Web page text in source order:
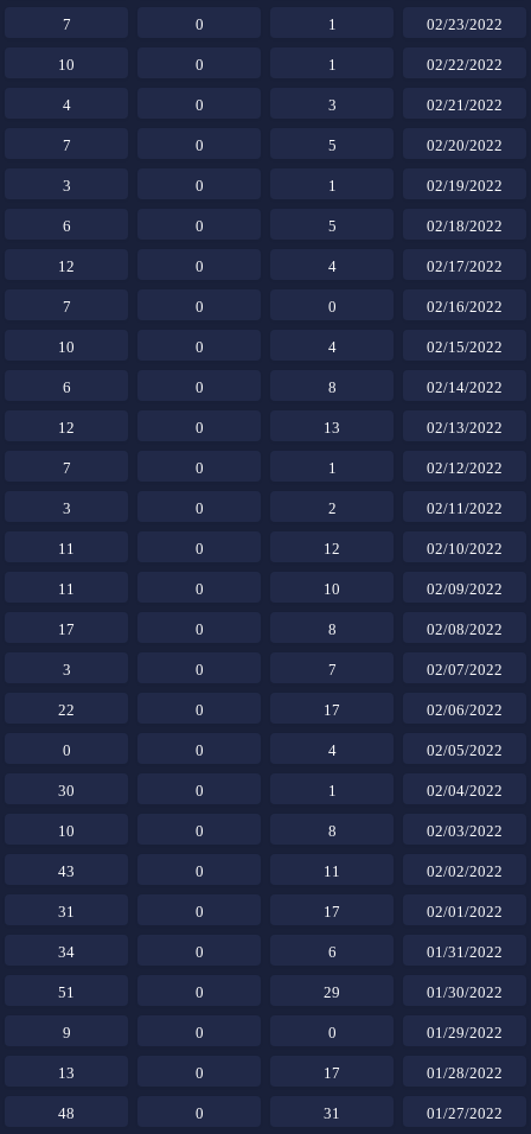
02/23/2022
1
0
7
02/22/2022
1
0
10
02/21/2022
3
0
4
02/20/2022
5
0
7
02/19/2022
1
0
3
02/18/2022
5
0
6
02/17/2022
4
0
12
02/16/2022
0
0
7
02/15/2022
4
0
10
02/14/2022
8
0
6
02/13/2022
13
0
12
02/12/2022
1
0
7
02/11/2022
2
0
3
02/10/2022
12
0
11
02/09/2022
10
0
11
02/08/2022
8
0
17
02/07/2022
7
0
3
02/06/2022
17
0
22
02/05/2022
4
0
0
02/04/2022
1
0
30
02/03/2022
8
0
10
02/02/2022
11
0
43
02/01/2022
17
0
31
01/31/2022
6
0
34
01/30/2022
29
0
51
01/29/2022
0
0
9
01/28/2022
17
0
13
01/27/2022
31
0
48